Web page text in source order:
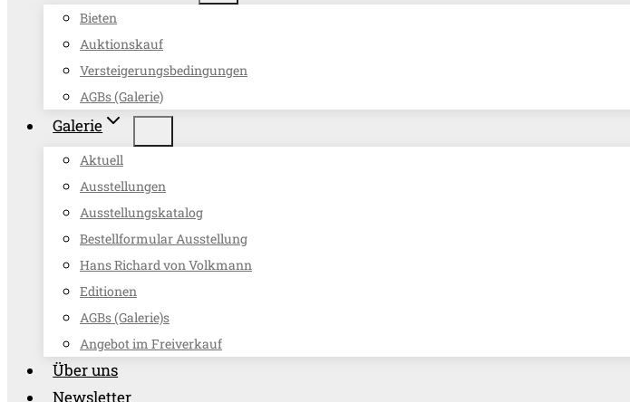
Bieten
Auktionskauf
Versteigerungsbedingungen
AGBs (Galerie)
Galerie
Aktuell
Ausstellungen
Ausstellungskatalog
Bestellformular Ausstellung
Hans Richard von Volkmann
Editionen
AGBs (Galerie)s
Angebot im Freiverkauf
Über uns
Newsletter